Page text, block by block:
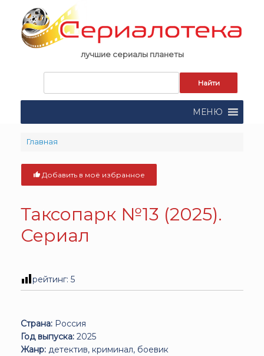
content
лучшие сериалы планеты
поиска:
МЕНЮ
Главная
Добавить в моё избранное
Таксопарк №13 (2025).
Сериал
рейтинг: 5
Страна: Россия
Год выпуска: 2025
Жанр: детектив, криминал, боевик